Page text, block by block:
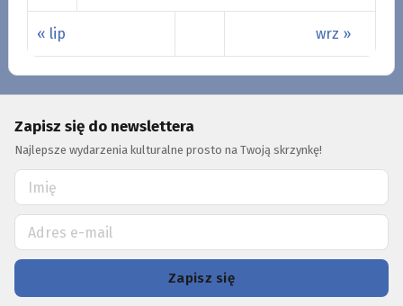
« lip wrz »
Zapisz się do newslettera
Najlepsze wydarzenia kulturalne prosto na Twoją skrzynkę!
Zapisz się